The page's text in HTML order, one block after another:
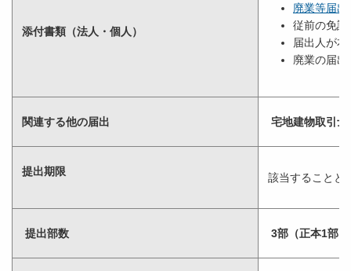
添付書類（法人・個人）
廃業等届
従前の免許
届出人が
廃業の届
関連する他の届出 宅地建物取引
提出期限 該当することと
提出部数 3部（正本1部